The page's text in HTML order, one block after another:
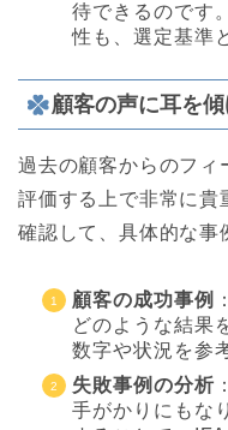
待できるのです
性も、選定基準
顧客の声に耳を
過去の顧客からのフィ
評価する上で非常に貴
確認して、具体的な事
顧客の成功事例
どのような結果
数字や状況を参
失敗事例の分析
手がかりにもな